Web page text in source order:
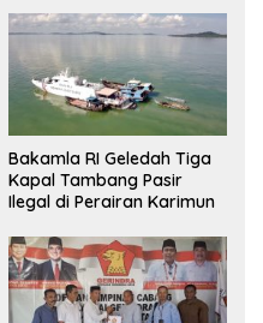
Bakamla RI Geledah Tiga
Kapal Tambang Pasir
Ilegal di Perairan Karimun